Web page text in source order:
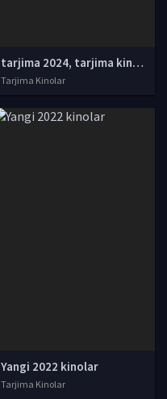
tarjima 2024, tarjima kinolar 2024, uzbek tarjima 2024, tarjima kinolar tilida tilida 2024, uzbek tilida tarjima 2024, kino tarjima 2024, uzbek tarjima kinolar 2024, tarjima kinolar 2024 uzbek tilida, tarjima kinolar 2024 o zbek, tarjima kinolar 2024
Tarjima Kinolar
Yangi 2022 kinolar
Tarjima Kinolar